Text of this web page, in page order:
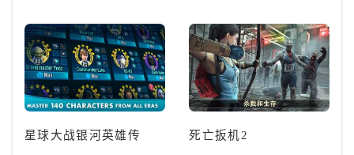
星球大战银河英雄传 死亡扳机2